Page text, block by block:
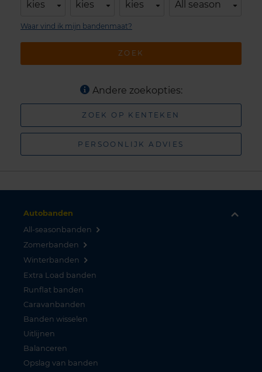
kies kies kies All season
ZOEK
Waar vind ik mijn bandenmaat?
Andere zoekopties:
ZOEK OP KENTEKEN
PERSOONLIJK ADVIES
Autobanden
All-seasonbanden
Zomerbanden
Winterbanden
Extra Load banden
Runflat banden
Caravanbanden
Banden wisselen
Uitlijnen
Balanceren
Opslag van banden